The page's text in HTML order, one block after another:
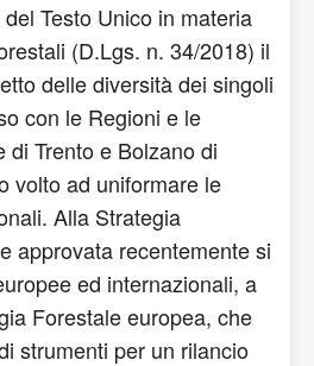
Testo Unico in materia
(D.Lgs. n. 34/2018) il
delle diversità dei singoli
con le Regioni e le
di Trento e Bolzano di
volto ad uniformare le
Alla Strategia
approvata recentemente si
ed internazionali, a
Forestale europea, che
strumenti per un rilancio